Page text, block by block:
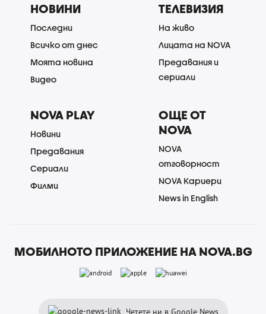
НОВИНИ
Последни
Всичко от днес
Моята новина
Видео
ТЕЛЕВИЗИЯ
На живо
Лицата на NOVA
Предавания и
сериали
NOVA PLAY
Новини
Предавания
Сериали
Филми
ОЩЕ ОТ
NOVA
NOVA
отговорност
NOVA Кариери
News in English
МОБИЛНОТО ПРИЛОЖЕНИЕ НА NOVA.BG
Четете ни в Google News